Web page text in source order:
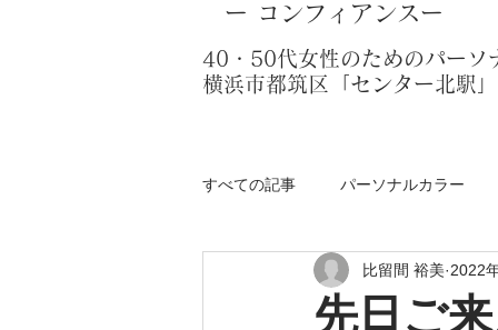
​ー コンフィアンスー
​40・50代女性のためのパーソ
横浜市都筑区「センター北駅
すべての記事 パーソナルカラー
先日ご
比留間 裕美 2022